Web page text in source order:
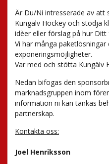
Är Du/Ni intresserade av att
Kungälv Hockey och stödja
idèer eller förslag på hur
Vi har många
exponeringsmöjligheter.
Var med och stötta Kungälv
Nedan bifogas den
marknadsgruppen inom
information ni kan tänkas
partnerskap.
Kontakta oss:
Joel Henriksson